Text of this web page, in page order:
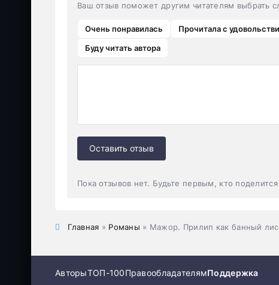
Ваш отзыв поможет другим читателям выбрать
Очень понравилась Прочитала с
Буду читать автора
Оставить отзыв
Пока отзывов нет. Будьте первым, кто
Главная » Романы » Мажор. Прилип как банный
АвторыТОП-100ПравообладателямПоддержка